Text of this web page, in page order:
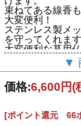
束ねてある線香
大変便利！
ステンレス製メ
を守ってくれま
大変便利な墓用
▼
価格:6,600円(
[ポイント還元 66